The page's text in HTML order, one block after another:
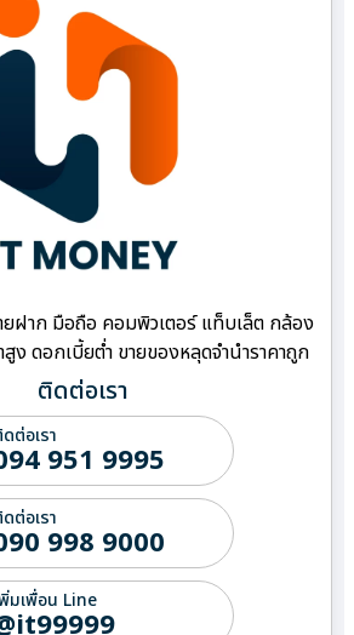
ยฝาก มือถือ คอมพิวเตอร์ แท็บเล็ต กล้อง
ง ดอกเบี้ยต่ำ ขายของหลุดจำนำราคาถูก
ติดต่อเรา
ต่อเรา
951 9995
ต่อเรา
998 9000
มเพื่อน Line